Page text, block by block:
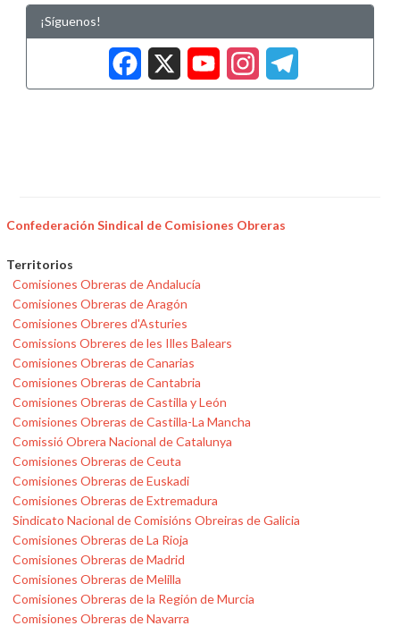
¡Síguenos!
Facebook
X
Confederación Sindical de Comisiones Obreras
Territorios
Comisiones Obreras de Andalucía
Comisiones Obreras de Aragón
Comisiones Obreres d'Asturies
Comissions Obreres de les Illes Balears
Comisiones Obreras de Canarias
Comisiones Obreras de Cantabria
Comisiones Obreras de Castilla y León
Comisiones Obreras de Castilla-La Mancha
Comissió Obrera Nacional de Catalunya
Comisiones Obreras de Ceuta
Comisiones Obreras de Euskadi
Comisiones Obreras de Extremadura
Sindicato Nacional de Comisións Obreiras de Galicia
Comisiones Obreras de La Rioja
Comisiones Obreras de Madrid
Comisiones Obreras de Melilla
Comisiones Obreras de la Región de Murcia
Comisiones Obreras de Navarra